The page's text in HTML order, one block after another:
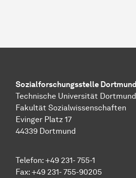
Sozial­forschungs­stelle Dortmund
Technische Universität Dortmund
Fakultät Sozialwissenschaften
Evinger Platz 17
44339 Dortmund
Telefon: +49 231- 755-1
Fax: +49 231- 755-90205